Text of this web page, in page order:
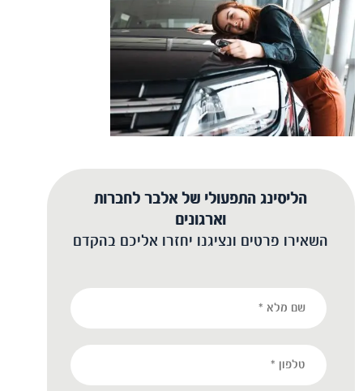
הליסינג התפעולי של אלבר לחברות
וארגונים
השאירו פרטים ונציגנו יחזרו אליכם בהקדם